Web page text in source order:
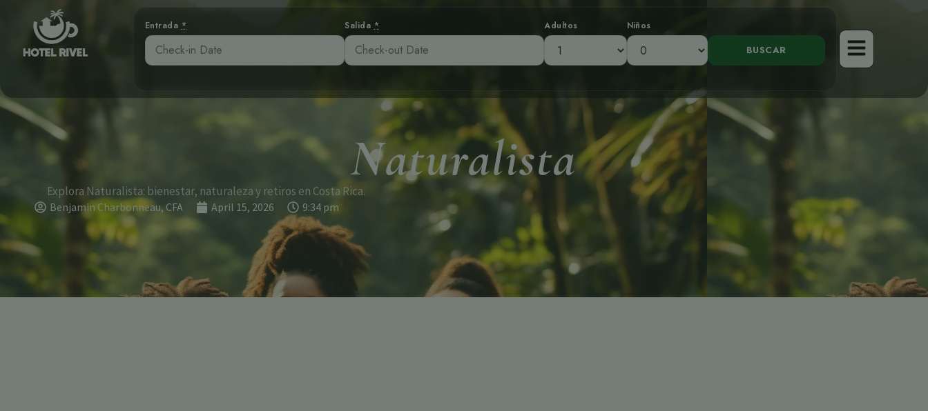
Entrada * Salida * Adultos Niños
Naturalista
Explora Naturalista: bienestar, naturaleza y retiros en Costa Rica.
Benjamin Charbonneau, CFA April 15, 2026 9:34 pm